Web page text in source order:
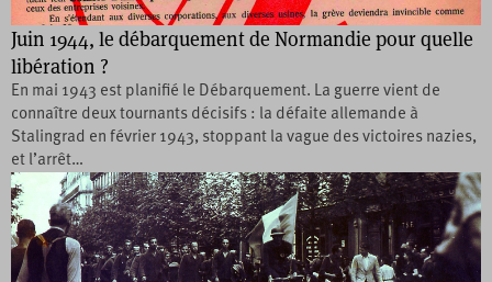
Juin 1944, le débarquement de Normandie pour quelle
libération ?
En mai 1943 est planifié le Débarquement. La guerre vient de
connaître deux tournants décisifs : la défaite allemande à
Stalingrad en février 1943, stoppant la vague des victoires nazies,
et l’arrêt…